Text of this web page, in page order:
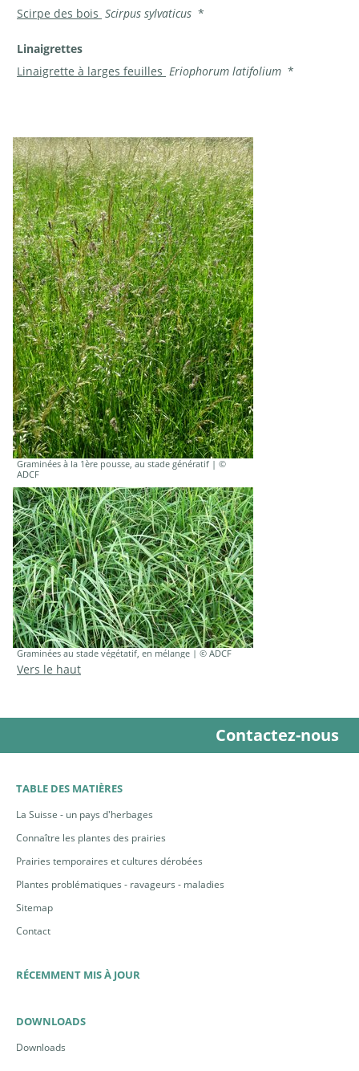
Scirpe des bois Scirpus sylvaticus *
Linaigrettes
Linaigrette à larges feuilles Eriophorum latifolium *
Graminées à la 1ère pousse, au stade génératif | ©
ADCF
Graminées au stade végétatif, en mélange | © ADCF
Vers le haut
Contactez-nous
TABLE DES MATIÈRES
La Suisse - un pays d'herbages
Connaître les plantes des prairies
Prairies temporaires et cultures dérobées
Plantes problématiques - ravageurs - maladies
Sitemap
Contact
RÉCEMMENT MIS À JOUR
DOWNLOADS
Downloads